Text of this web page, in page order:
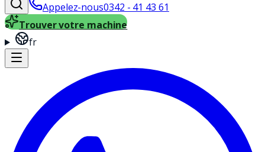
Appelez-nous0342 - 41 43 61
Trouver votre machine
fr